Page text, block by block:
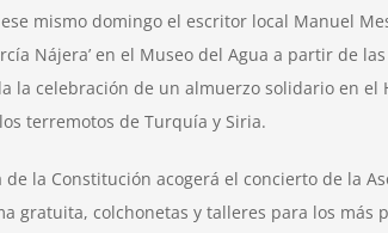
mismo domingo el escritor local Manuel
Nájera’ en el Museo del Agua a partir de
la celebración de un almuerzo solidario en el
terremotos de Turquía y Siria.
la Constitución acogerá el concierto de la
colchonetas y talleres para los más